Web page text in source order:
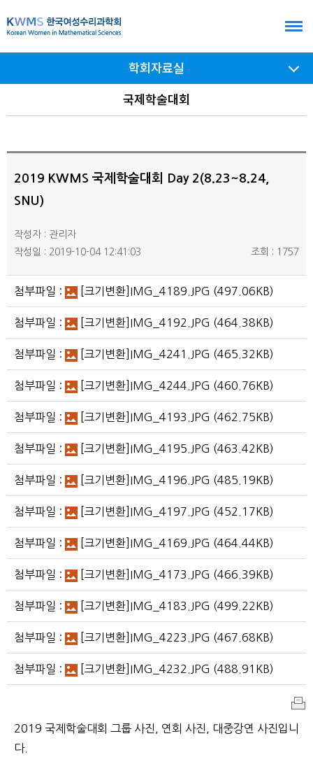
문
가
여닫기
학회자료실
국제학술대회
2019 KWMS 국제학술대회 Day 2(8.23~8.24,
SNU)
작성자 : 관리자
작성일 : 2019-10-04 12:41:03
조회 : 1757
첨부파일 : [크기변환]IMG_4189.JPG (497.06KB)
첨부파일 : [크기변환]IMG_4192.JPG (464.38KB)
첨부파일 : [크기변환]IMG_4241.JPG (465.32KB)
첨부파일 : [크기변환]IMG_4244.JPG (460.76KB)
첨부파일 : [크기변환]IMG_4193.JPG (462.75KB)
첨부파일 : [크기변환]IMG_4195.JPG (463.42KB)
첨부파일 : [크기변환]IMG_4196.JPG (485.19KB)
첨부파일 : [크기변환]IMG_4197.JPG (452.17KB)
첨부파일 : [크기변환]IMG_4169.JPG (464.44KB)
첨부파일 : [크기변환]IMG_4173.JPG (466.39KB)
첨부파일 : [크기변환]IMG_4183.JPG (499.22KB)
첨부파일 : [크기변환]IMG_4223.JPG (467.68KB)
첨부파일 : [크기변환]IMG_4232.JPG (488.91KB)
쇄
2019 국제학술대회 그룹 사진, 연회 사진, 대중강연 사진입니
다.